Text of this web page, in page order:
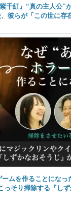
千紅』“真の主人公”
彼らが「この世に存
ムを作ることになっ
っそり掃除する『し